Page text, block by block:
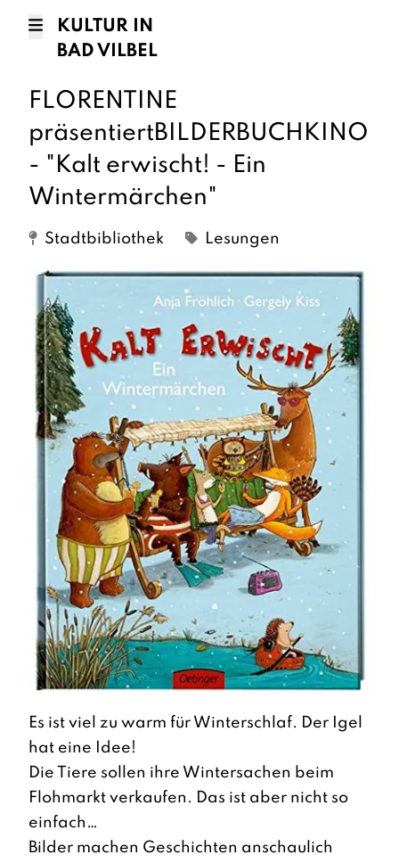
KULTUR IN
BAD VILBEL
FLORENTINE
präsentiertBILDERBUCHKINO
- "Kalt erwischt! - Ein
Wintermärchen"
Stadtbibliothek Lesungen
Es ist viel zu warm für Winterschlaf. Der Igel
hat eine Idee!
Die Tiere sollen ihre Wintersachen beim
Flohmarkt verkaufen. Das ist aber nicht so
einfach…
Bilder machen Geschichten anschaulich